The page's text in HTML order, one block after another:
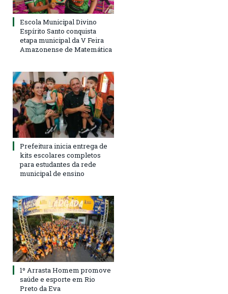
Escola Municipal Divino
Espírito Santo conquista
etapa municipal da V Feira
Amazonense de Matemática
Prefeitura inicia entrega de
kits escolares completos
para estudantes da rede
municipal de ensino
1º Arrasta Homem promove
saúde e esporte em Rio
Preto da Eva